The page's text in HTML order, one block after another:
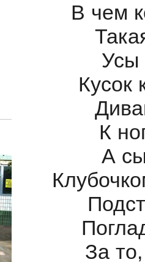
В чем
Усы
Кусок
К
А
За